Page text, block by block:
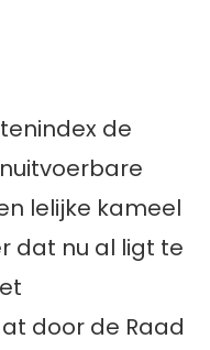
de
lelijke kameel
dat nu al ligt te
door de Raad